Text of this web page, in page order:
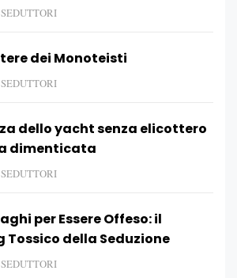
dei Monoteisti
dello yacht senza elicottero
dimenticata
per Essere Offeso: il
Tossico della Seduzione